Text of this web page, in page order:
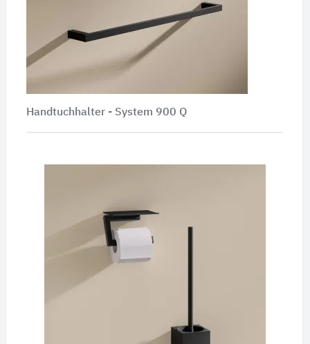
Handtuchhalter -System 900 Q